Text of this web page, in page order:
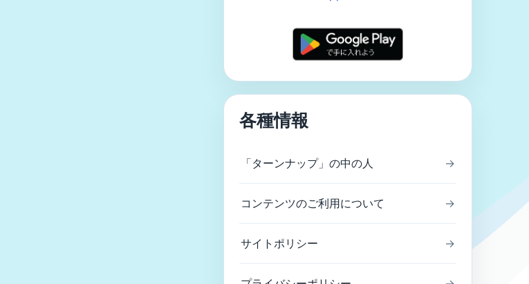
各種情報
「ターンナップ」の中の人 →
コンテンツのご利用について →
サイトポリシー →